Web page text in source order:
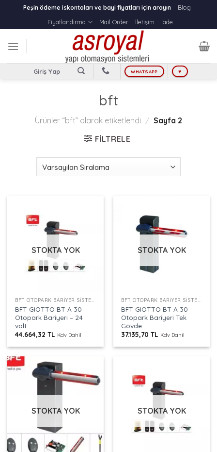
content
Peşin ödeme iskontoları ve bayi fiyatları için arayın
Blog
Fiyatlandırma
Mail Order İletişim İade
Giriş Yap WHATSAPP ♥
bft
Ürünler “bft” olarak etiketlendi / Sayfa 2
FILTRELE
STOKTA YOK
BFT OTOPARK BARIYER SISTEMLERI
BFT GIOTTO BT A 30
Otopark Bariyeri – 24
volt
44.664,32TL Kdv Dahil
STOKTA YOK
BFT OTOPARK BARIYER SISTEMLERI
BFT GIOTTO BT A 30
Otopark Bariyeri Tek
Gövde
37.135,70TL Kdv Dahil
STOKTA YOK STOKTA YOK